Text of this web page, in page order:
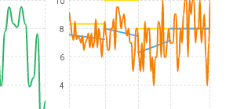
8
6
4